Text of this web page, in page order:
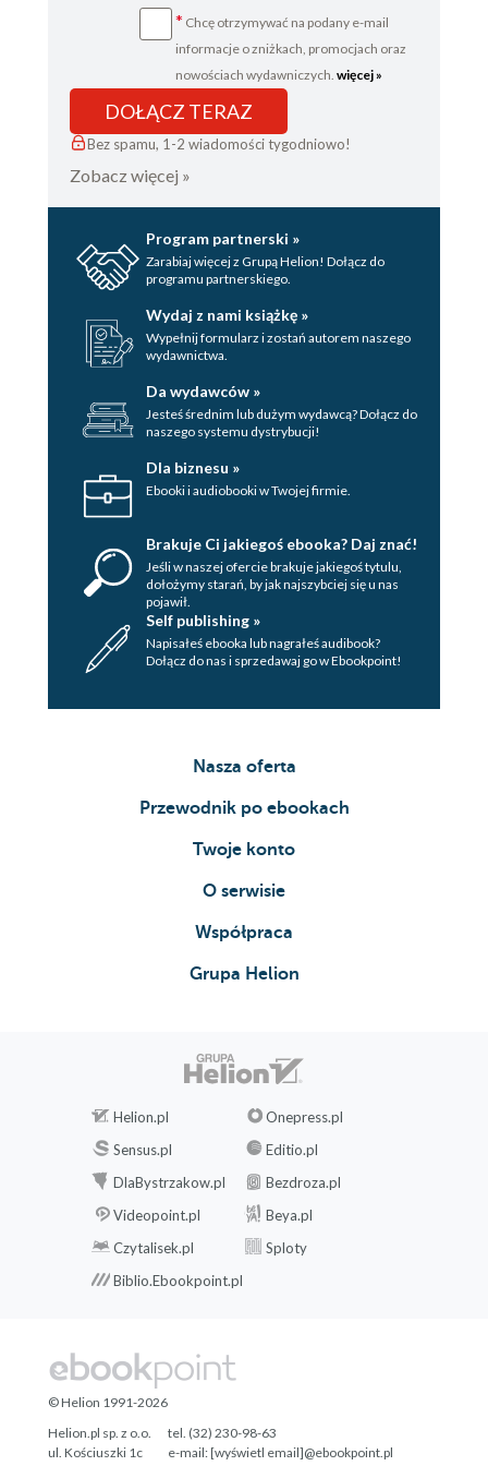
Rozdział 33
Podziękowania
Moje najszczersze przeprosiny
Karta redakcyjna
* Chcę otrzymywać na podany e-mail
informacje o zniżkach, promocjach oraz
nowościach wydawniczych. więcej »
DOŁĄCZ TERAZ
Bez spamu, 1-2 wiadomości tygodniowo!
Zobacz więcej »
Program partnerski »
Zarabiaj więcej z Grupą Helion! Dołącz do
programu partnerskiego.
Wydaj z nami książkę »
Wypełnij formularz i zostań autorem naszego
wydawnictwa.
Da wydawców »
Jesteś średnim lub dużym wydawcą? Dołącz do
naszego systemu dystrybucji!
Dla biznesu »
Ebooki i audiobooki w Twojej firmie.
Brakuje Ci jakiegoś ebooka? Daj znać!
Jeśli w naszej ofercie brakuje jakiegoś tytulu,
dołożymy starań, by jak najszybciej się u nas
pojawił.
Self publishing »
Napisałeś ebooka lub nagrałeś audibook?
Dołącz do nas i sprzedawaj go w Ebookpoint!
Nasza oferta
Przewodnik po ebookach
Twoje konto
O serwisie
Współpraca
Grupa Helion
Helion.pl
Onepress.pl
Sensus.pl
Editio.pl
DlaBystrzakow.pl
Bezdroza.pl
Videopoint.pl
Beya.pl
Czytalisek.pl
Sploty
Biblio.Ebookpoint.pl
© Helion 1991-2026
Helion.pl sp. z o.o.
ul. Kościuszki 1c
tel. (32) 230-98-63
e-mail:[wyświetl email]@ebookpoint.pl